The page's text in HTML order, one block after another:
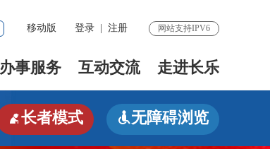
移动版 登录 注册 网站支持IPV6
办事服务 互动交流 走进长乐
长者模式 无障碍浏览